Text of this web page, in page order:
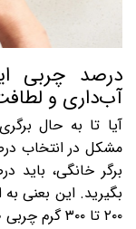
درصد چربی
آب‌داری و
آیا تا به حال
مشکل در انتخاب
بگیرید. این بعنی
۲۰۰ تا ۳۰۰گرم چربی